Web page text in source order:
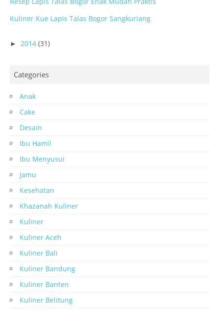
Kuliner Kue Lapis Talas Bogor Sangkuriang
► 2014 (31)
Categories
Anak
Cake
Desain
Ibu Hamil
Ibu Menyusui
Jamu
Kesehatan
Khazanah Kuliner
Kuliner
Kuliner Aceh
Kuliner Bali
Kuliner Bandung
Kuliner Banten
Kuliner Belitung